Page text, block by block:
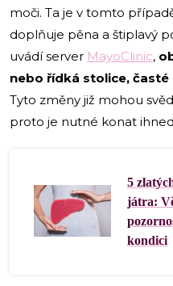
moči. Ta je v tomto
doplňuje pěna a štiplavý
uvádí server MayoClinic,
nebo řídká stolice, časté
Tyto změny již mohou
proto je nutné konat
5
játra:
kondici